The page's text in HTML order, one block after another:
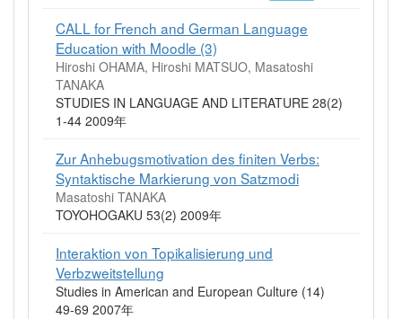
CALL for French and German Language
Education with Moodle (3)
Hiroshi OHAMA, Hiroshi MATSUO, Masatoshi
TANAKA
STUDIES IN LANGUAGE AND LITERATURE 28(2)
1-44 2009年
Zur Anhebugsmotivation des finiten Verbs:
Syntaktische Markierung von Satzmodi
Masatoshi TANAKA
TOYOHOGAKU 53(2) 2009年
Interaktion von Topikalisierung und
Verbzweitstellung
Studies in American and European Culture (14)
49-69 2007年